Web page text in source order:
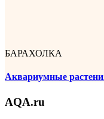
БАРАХОЛКА
Аквариумные
AQA.ru